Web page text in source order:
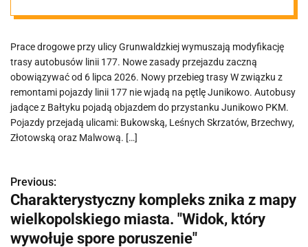
objazdem
Prace drogowe przy ulicy Grunwaldzkiej wymuszają modyfikację
trasy autobusów linii 177. Nowe zasady przejazdu zaczną
obowiązywać od 6 lipca 2026. Nowy przebieg trasy W związku z
remontami pojazdy linii 177 nie wjadą na pętlę Junikowo. Autobusy
jadące z Bałtyku pojadą objazdem do przystanku Junikowo PKM.
Pojazdy przejadą ulicami: Bukowską, Leśnych Skrzatów, Brzechwy,
Złotowską oraz Malwową. […]
N
a
w
Previous:
Charakterystyczny kompleks znika z mapy
wielkopolskiego miasta. "Widok, który
wywołuje spore poruszenie"